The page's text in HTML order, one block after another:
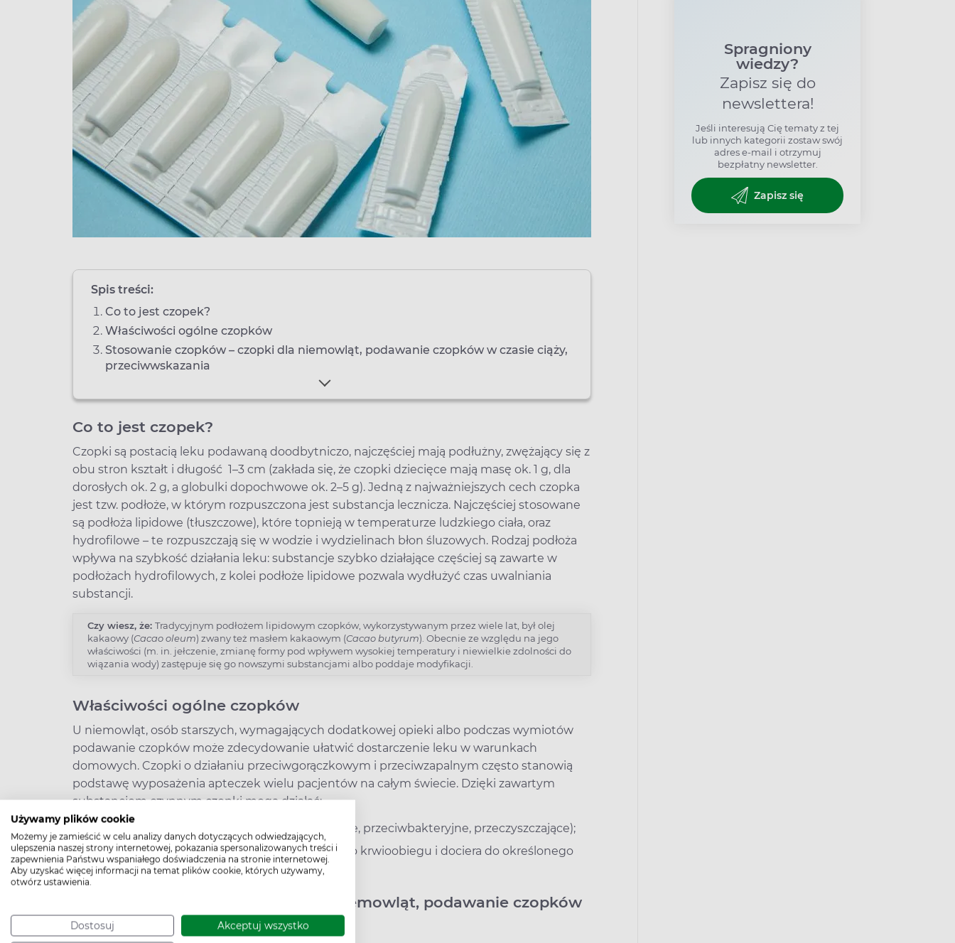
Używamy plików cookie
Możemy je zamieścić w celu analizy danych dotyczących odwiedzających,
ulepszenia naszej strony internetowej, pokazania spersonalizowanych treści i
zapewnienia Państwu wspaniałego doświadczenia na stronie internetowej.
Aby uzyskać więcej informacji na temat plików cookie, których używamy,
otwórz ustawienia.
Dostosuj Akceptuj wszystko
Spis treści:
Co to jest czopek?
Właściwości ogólne czopków
Stosowanie czopków – czopki dla niemowląt, podawanie czopków w czasie ciąży,
przeciwwskazania
Co to jest czopek?
Czopki są postacią leku podawaną doodbytniczo, najczęściej mają podłużny, zwężający się z
obu stron kształt i długość 1–3 cm (zakłada się, że czopki dziecięce mają masę ok. 1 g, dla
dorosłych ok. 2 g, a globulki dopochwowe ok. 2–5 g). Jedną z najważniejszych cech czopka
jest tzw. podłoże, w którym rozpuszczona jest substancja lecznicza. Najczęściej stosowane
są podłoża lipidowe (tłuszczowe), które topnieją w temperaturze ludzkiego ciała, oraz
hydrofilowe – te rozpuszczają się w wodzie i wydzielinach błon śluzowych. Rodzaj podłoża
wpływa na szybkość działania leku: substancje szybko działające częściej są zawarte w
podłożach hydrofilowych, z kolei podłoże lipidowe pozwala wydłużyć czas uwalniania
substancji.
Czy wiesz, że: Tradycyjnym podłożem lipidowym czopków, wykorzystywanym przez wiele lat, był olej
kakaowy (Cacao oleum) zwany też masłem kakaowym (Cacao butyrum). Obecnie ze względu na jego
właściwości (m. in. jełczenie, zmianę formy pod wpływem wysokiej temperatury i niewielkie zdolności do
wiązania wody) zastępuje się go nowszymi substancjami albo poddaje modyfikacji.
Właściwości ogólne czopków
U niemowląt, osób starszych, wymagających dodatkowej opieki albo podczas wymiotów
podawanie czopków może zdecydowanie ułatwić dostarczenie leku w warunkach
domowych. Czopki o działaniu przeciwgorączkowym i przeciwzapalnym często stanowią
podstawę wyposażenia apteczek wielu pacjentów na całym świecie. Dzięki zawartym
substancjom czynnym czopki mogą działać:
miejscowo (substancje ściągające, znieczulające, przeciwbakteryjne, przeczyszczające);
ogólnie (substancja lecznicza przedostaje się do krwioobiegu i dociera do określonego
receptora).
Stosowanie czopków – czopki dla niemowląt, podawanie czopków
w czasie ciąży, przeciwwskazania
Spragniony
wiedzy?
Zapisz się do
newslettera!
Jeśli interesują Cię tematy z tej
lub innych kategorii zostaw swój
adres e-mail i otrzymuj
bezpłatny newsletter.
Zapisz się